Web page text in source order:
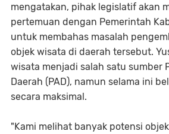
mengatakan, pihak legislatif akan
pertemuan dengan Pemerintah
untuk membahas masalah
objek wisata di daerah tersebut.
wisata menjadi salah satu sumber
Daerah (PAD), namun selama ini
secara maksimal.
"Kami melihat banyak potensi